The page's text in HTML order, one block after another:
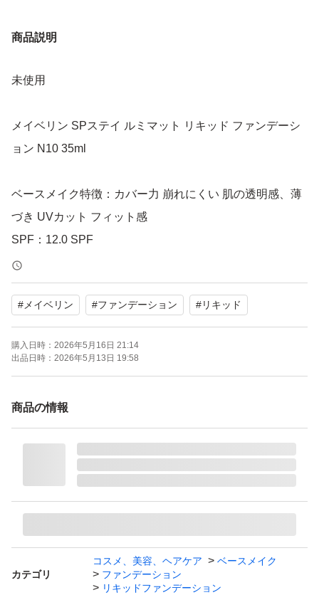
商品説明
未使用
メイベリン SPステイ ルミマット リキッド ファンデーシ
ョン N10 35ml
ベースメイク特徴：カバー力 崩れにくい 肌の透明感、薄
づき UVカット フィット感
SPF：12.0 SPF
自宅保管の為、多少の小傷などあった場合はご了承下さ
い。
発送はなるべく早くを心掛けています。
よろしくお願いします♪
#メイベリン #ファンデーション #リキッド
購入日時： 2026年5月16日 21:14
出品日時： 2026年5月13日 19:58
商品の情報
カテゴリ
コスメ、美容、ヘアケア
ベースメイク
ファンデーション
リキッドファンデーション